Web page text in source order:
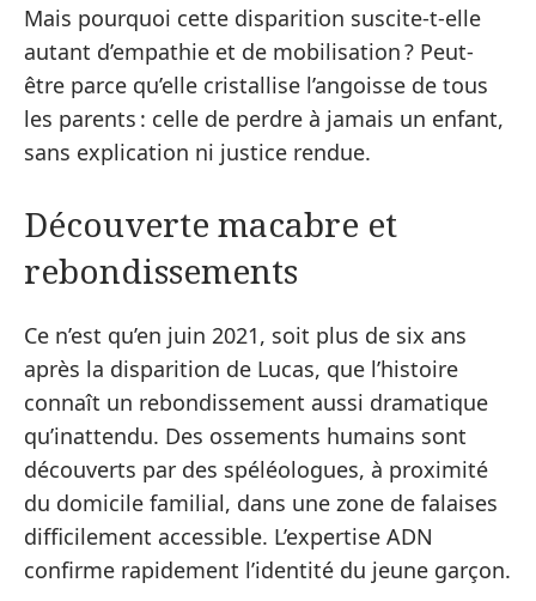
Mais pourquoi cette disparition suscite-t-elle
autant d’empathie et de mobilisation ? Peut-
être parce qu’elle cristallise l’angoisse de tous
les parents : celle de perdre à jamais un enfant,
sans explication ni justice rendue.
Découverte macabre et
rebondissements
Ce n’est qu’en juin 2021, soit plus de six ans
après la disparition de Lucas, que l’histoire
connaît un rebondissement aussi dramatique
qu’inattendu. Des ossements humains sont
découverts par des spéléologues, à proximité
du domicile familial, dans une zone de falaises
difficilement accessible. L’expertise ADN
confirme rapidement l’identité du jeune garçon.